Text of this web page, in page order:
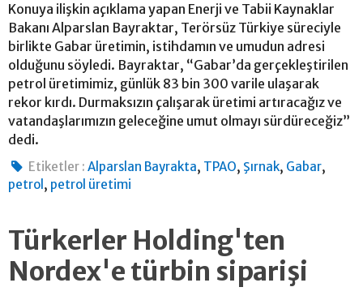
Konuya ilişkin açıklama yapan Enerji ve Tabii Kaynaklar
Bakanı Alparslan Bayraktar, Terörsüz Türkiye süreciyle
birlikte Gabar üretimin, istihdamın ve umudun adresi
olduğunu söyledi. Bayraktar, “Gabar’da gerçekleştirilen
petrol üretimimiz, günlük 83 bin 300 varile ulaşarak
rekor kırdı. Durmaksızın çalışarak üretimi artıracağız ve
vatandaşlarımızın geleceğine umut olmayı sürdüreceğiz”
dedi.
Etiketler : Alparslan Bayrakta, TPAO, Şırnak, Gabar,
petrol , petrol üretimi
Türkerler Holding'ten
Nordex'e türbin siparişi